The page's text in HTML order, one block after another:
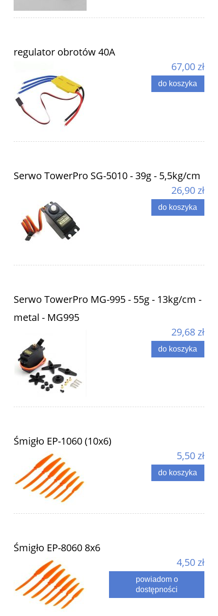
regulator obrotów 40A
67,00 zł
do koszyka
Serwo TowerPro SG-5010 - 39g - 5,5kg/cm
26,90 zł
do koszyka
Serwo TowerPro MG-995 - 55g - 13kg/cm -
metal - MG995
29,68 zł
do koszyka
Śmigło EP-1060 (10x6)
5,50 zł
do koszyka
Śmigło EP-8060 8x6
4,50 zł
powiadom o
dostępności